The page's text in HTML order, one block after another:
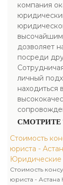
компания
дозволяет
посреди
личный
СМОТРИТЕ
Стоимость
юриста -
Юридические
Стоимость
юриста -